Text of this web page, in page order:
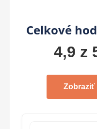
Celkové
4,9 z
Zobraziť